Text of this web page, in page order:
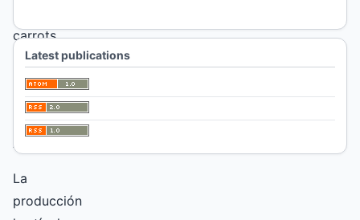
carrots,
roots,
output,
quality
La
producción
Latest publications